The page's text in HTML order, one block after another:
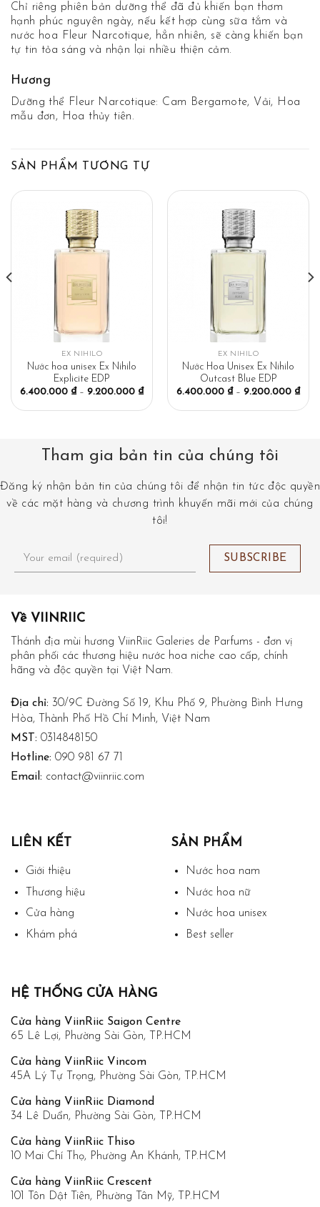
Chỉ riêng phiên bản dưỡng thể đã đủ khiến bạn thơm
hạnh phúc nguyên ngày, nếu kết hợp cùng sữa tắm và
nước hoa Fleur Narcotique, hẳn nhiên, sẽ càng khiến bạn
tự tin tỏa sáng và nhận lại nhiều thiện cảm.
Hương
Dưỡng thể Fleur Narcotique: Cam Bergamote, Vải, Hoa
mẫu đơn, Hoa thủy tiên.
SẢN PHẨM TƯƠNG TỰ
EX NIHILO
Nước hoa unisex Ex Nihilo
Explicite EDP
6.400.000 ₫– 9.200.000 ₫
EX NIHILO
Nước Hoa Unisex Ex Nihilo
Outcast Blue EDP
6.400.000 ₫– 9.200.000 ₫
Tham gia bản tin của chúng tôi
Đăng ký nhận bản tin của chúng tôi để nhận tin tức độc quyền
về các mặt hàng và chương trình khuyến mãi mới của chúng
tôi!
Về VIINRIIC
Thánh địa mùi hương ViinRiic Galeries de Parfums - đơn vị
phân phối các thương hiệu nước hoa niche cao cấp, chính
hãng và độc quyền tại Việt Nam.
Địa chỉ: 30/9C Đường Số 19, Khu Phố 9, Phường Bình Hưng
Hòa, Thành Phố Hồ Chí Minh, Việt Nam
MST: 0314848150
Hotline: 090 981 67 71
Email: contact@viinriic.com
LIÊN KẾT
Giới thiệu
Thương hiệu
Cửa hàng
Khám phá
SẢN PHẨM
Nước hoa nam
Nước hoa nữ
Nước hoa unisex
Best seller
HỆ THỐNG CỬA HÀNG
Cửa hàng ViinRiic Saigon Centre
65 Lê Lợi, Phường Sài Gòn, TP.HCM
Cửa hàng ViinRiic Vincom
45A Lý Tự Trọng, Phường Sài Gòn, TP.HCM
Cửa hàng ViinRiic Diamond
34 Lê Duẩn, Phường Sài Gòn, TP.HCM
Cửa hàng ViinRiic Thiso
10 Mai Chí Thọ, Phường An Khánh, TP.HCM
Cửa hàng ViinRiic Crescent
101 Tôn Dật Tiên, Phường Tân Mỹ, TP.HCM